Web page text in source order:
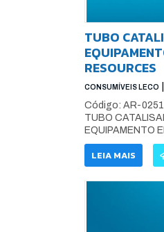
TUBO
RESOURCES
CONSUMÍVEIS LECO
Código: AR-
TUBO
EQUIPAMENTO
LEIA MAIS